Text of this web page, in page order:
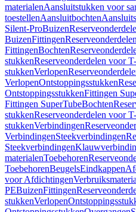
materialenAansluitstukken voor
toestellenAansluitbochten
Silent-ProBuizen
BuizenFittingen
FittingenBochten
stukkenReserveonderdelen voor T-
stukkenVerlopen
VerlopenOntstoppingsstukken
OntstoppingsstukkenFittingen
Fittingen SuperTubeBochten
stukkenReserveonderdelen voor T-
stukkenVerbindingen
VerbindingenSteekverbindingen
Steekverbindingen
materialenToebehoren
ToebehorenBeugelsEindkappen
voor Afdichtingen
PEBuizenFittingen
stukkenVerlopen